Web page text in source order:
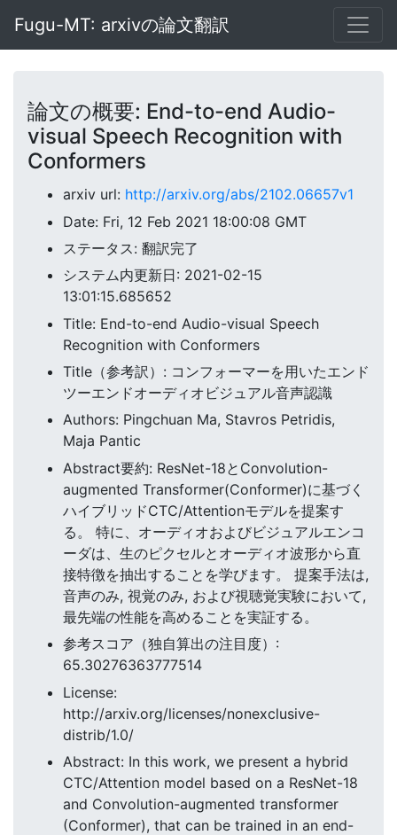
Fugu-MT: arxivの論文翻訳
論文の概要: End-to-end Audio-
visual Speech Recognition with
Conformers
arxiv url: http://arxiv.org/abs/2102.06657v1
Date: Fri, 12 Feb 2021 18:00:08 GMT
ステータス: 翻訳完了
システム内更新日: 2021-02-15
13:01:15.685652
Title: End-to-end Audio-visual Speech
Recognition with Conformers
Title（参考訳）: コンフォーマーを用いたエンド
ツーエンドオーディオビジュアル音声認識
Authors: Pingchuan Ma, Stavros Petridis,
Maja Pantic
Abstract要約: ResNet-18とConvolution-
augmented Transformer(Conformer)に基づく
ハイブリッドCTC/Attentionモデルを提案す
る。 特に、オーディオおよびビジュアルエンコ
ーダは、生のピクセルとオーディオ波形から直
接特徴を抽出することを学びます。 提案手法は,
音声のみ, 視覚のみ, および視聴覚実験において,
最先端の性能を高めることを実証する。
参考スコア（独自算出の注目度）:
65.30276363777514
License:
http://arxiv.org/licenses/nonexclusive-
distrib/1.0/
Abstract: In this work, we present a hybrid
CTC/Attention model based on a ResNet-18
and Convolution-augmented transformer
(Conformer), that can be trained in an end-